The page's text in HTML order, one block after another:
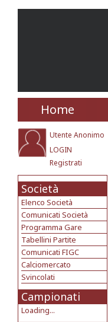
Home
Utente Anonimo
LOGIN
Registrati
Società
Elenco Società
Comunicati Società
Programma Gare
Tabellini Partite
Comunicati FIGC
Calciomercato
Svincolati
Campionati
Loading...